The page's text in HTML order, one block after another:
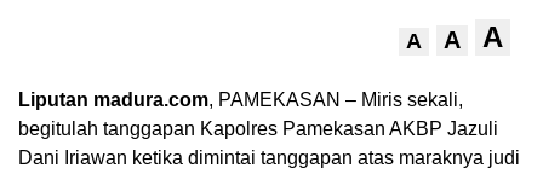
A A A
Liputan madura.com, PAMEKASAN – Miris sekali,
begitulah tanggapan Kapolres Pamekasan AKBP Jazuli
Dani Iriawan ketika dimintai tanggapan atas maraknya judi